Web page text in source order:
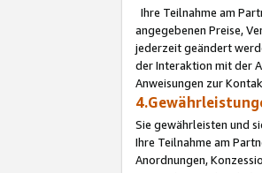
Ihre Teilnahme am
angegebenen Preise,
jederzeit geändert
der Interaktion mit der
Anweisungen zur
Sie gewährleisten und
Ihre Teilnahme am
Anordnungen,